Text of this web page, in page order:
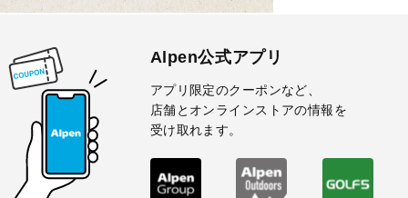
Alpen公式アプリ
アプリ限定のクーポンなど、
店舗とオンラインストアの情報を
受け取れます。